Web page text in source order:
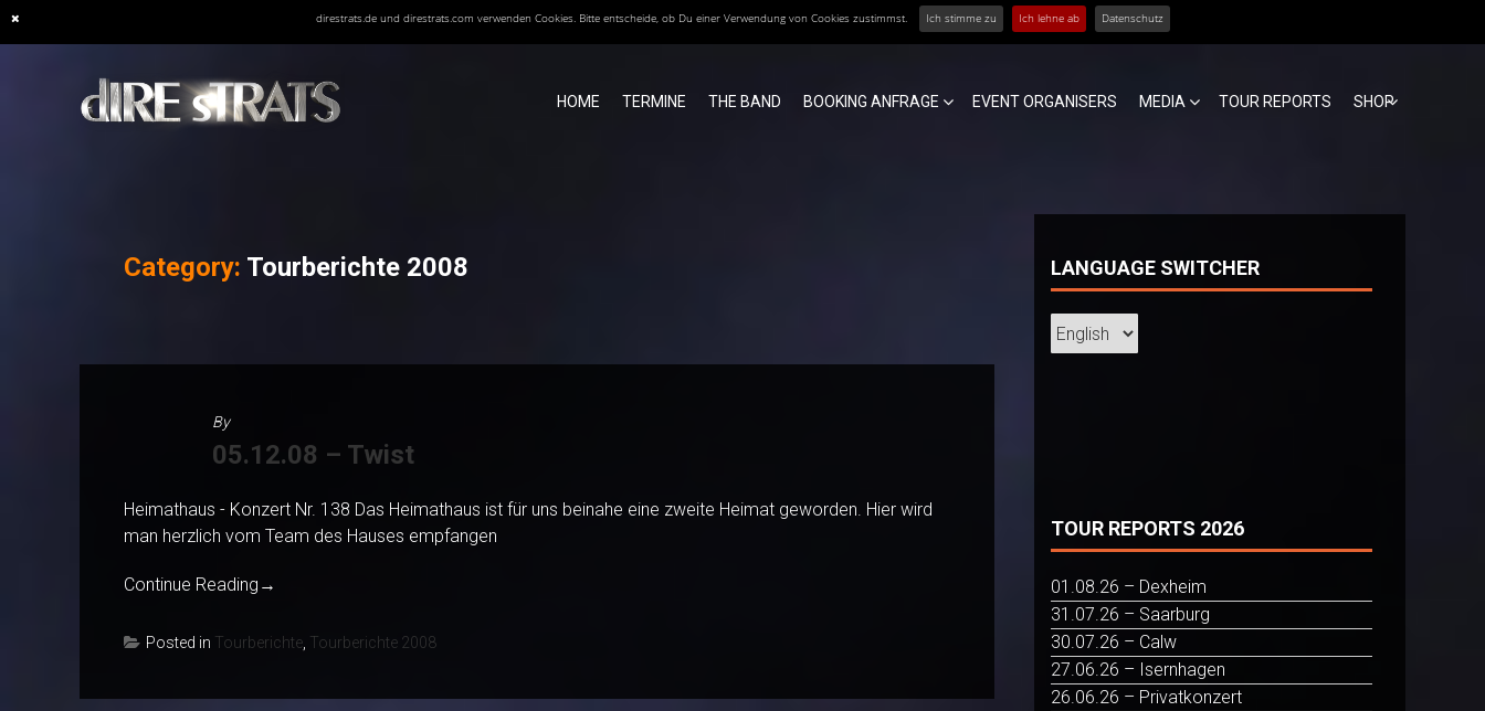
direstrats.de und direstrats.com verwenden Cookies. Bitte entscheide, ob Du einer Verwendung von Cookies zustimmst. Ich stimme zu Ich lehne ab Datenschutz
HOME TERMINE THE BAND BOOKING ANFRAGE EVENT ORGANISERS MEDIA TOUR REPORTS SHOP
Category: Tourberichte 2008
By
05.12.08 – Twist
Heimathaus - Konzert Nr. 138 Das Heimathaus ist für uns beinahe eine zweite Heimat geworden. Hier wird
man herzlich vom Team des Hauses empfangen
Continue Reading →
Posted in Tourberichte, Tourberichte 2008
LANGUAGE SWITCHER
TOUR REPORTS 2026
01.08.26 – Dexheim
31.07.26 – Saarburg
30.07.26 – Calw
27.06.26 – Isernhagen
26.06.26 – Privatkonzert